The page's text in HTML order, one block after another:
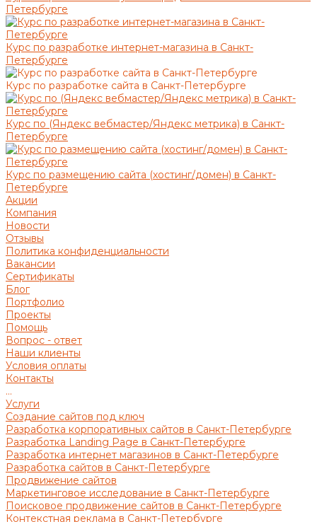
Петербурге
Курс по разработке интернет-магазина в Санкт-
Петербурге
Курс по разработке сайта в Санкт-Петербурге
Курс по (Яндекс вебмастер/Яндекс метрика) в Санкт-
Петербурге
Курс по размещению сайта (хостинг/домен) в Санкт-
Петербурге
Акции
Компания
Новости
Отзывы
Политика конфиденциальности
Вакансии
Сертификаты
Блог
Портфолио
Проекты
Помощь
Вопрос - ответ
Наши клиенты
Условия оплаты
Контакты
...
Услуги
Создание сайтов под ключ
Разработка корпоративных сайтов в Санкт-Петербурге
Разработка Landing Page в Санкт-Петербурге
Разработка интернет магазинов в Санкт-Петербурге
Разработка сайтов в Санкт-Петербурге
Продвижение сайтов
Маркетинговое исследование в Санкт-Петербурге
Поисковое продвижение сайтов в Санкт-Петербурге
Контекстная реклама в Санкт-Петербурге